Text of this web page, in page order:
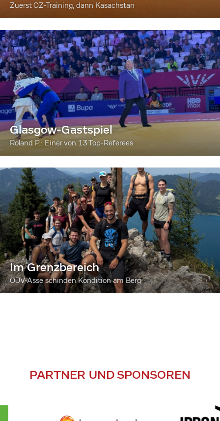
Zuerst OZ-Training, dann Kasachstan
Glasgow-Gastspiel
Roland P.: Einer von 13 Top-Referees
Im Grenzbereich
ÖJV-Asse schinden Kondition am Berg
PARTNER UND SPONSOREN